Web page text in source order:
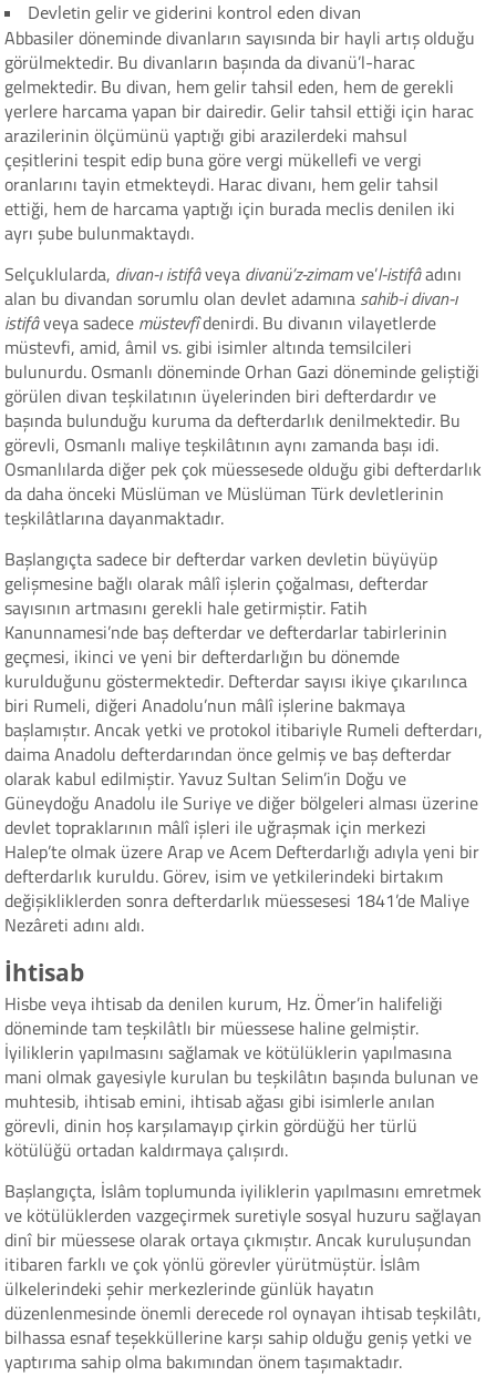
Devletin gelir ve giderini kontrol eden divan
Abbasiler döneminde divanların sayısında bir hayli artış olduğu
görülmektedir. Bu divanların başında da divanü’l-harac
gelmektedir. Bu divan, hem gelir tahsil eden, hem de gerekli
yerlere harcama yapan bir dairedir. Gelir tahsil ettiği için harac
arazilerinin ölçümünü yaptığı gibi arazilerdeki mahsul
çeşitlerini tespit edip buna göre vergi mükellefi ve vergi
oranlarını tayin etmekteydi. Harac divanı, hem gelir tahsil
ettiği, hem de harcama yaptığı için burada meclis denilen iki
ayrı şube bulunmaktaydı.
Selçuklularda, divan-ı istifâveya divanü’z-zimamve’l-istifâadını
alan bu divandan sorumlu olan devlet adamına sahib-i divan-ı
istifâveya sadece müstevfîdenirdi. Bu divanın vilayetlerde
müstevfi, amid, âmil vs. gibi isimler altında temsilcileri
bulunurdu. Osmanlı döneminde Orhan Gazi döneminde geliştiği
görülen divan teşkilatının üyelerinden biri defterdardır ve
başında bulunduğu kuruma da defterdarlık denilmektedir. Bu
görevli, Osmanlı maliye teşkilâtının aynı zamanda başı idi.
Osmanlılarda diğer pek çok müessesede olduğu gibi defterdarlık
da daha önceki Müslüman ve Müslüman Türk devletlerinin
teşkilâtlarına dayanmaktadır.
Başlangıçta sadece bir defterdar varken devletin büyüyüp
gelişmesine bağlı olarak mâlî işlerin çoğalması, defterdar
sayısının artmasını gerekli hale getirmiştir. Fatih
Kanunnamesi’nde baş defterdar ve defterdarlar tabirlerinin
geçmesi, ikinci ve yeni bir defterdarlığın bu dönemde
kurulduğunu göstermektedir. Defterdar sayısı ikiye çıkarılınca
biri Rumeli, diğeri Anadolu’nun mâlî işlerine bakmaya
başlamıştır. Ancak yetki ve protokol itibariyle Rumeli defterdarı,
daima Anadolu defterdarından önce gelmiş ve baş defterdar
olarak kabul edilmiştir. Yavuz Sultan Selim’in Doğu ve
Güneydoğu Anadolu ile Suriye ve diğer bölgeleri alması üzerine
devlet topraklarının mâlî işleri ile uğraşmak için merkezi
Halep’te olmak üzere Arap ve Acem Defterdarlığı adıyla yeni bir
defterdarlık kuruldu. Görev, isim ve yetkilerindeki birtakım
değişikliklerden sonra defterdarlık müessesesi 1841’de Maliye
Nezâreti adını aldı.
İhtisab
Hisbe veya ihtisab da denilen kurum, Hz. Ömer’in halifeliği
döneminde tam teşkilâtlı bir müessese haline gelmiştir.
İyiliklerin yapılmasını sağlamak ve kötülüklerin yapılmasına
mani olmak gayesiyle kurulan bu teşkilâtın başında bulunan ve
muhtesib, ihtisab emini, ihtisab ağası gibi isimlerle anılan
görevli, dinin hoş karşılamayıp çirkin gördüğü her türlü
kötülüğü ortadan kaldırmaya çalışırdı.
Başlangıçta, İslâm toplumunda iyiliklerin yapılmasını emretmek
ve kötülüklerden vazgeçirmek suretiyle sosyal huzuru sağlayan
dinî bir müessese olarak ortaya çıkmıştır. Ancak kuruluşundan
itibaren farklı ve çok yönlü görevler yürütmüştür. İslâm
ülkelerindeki şehir merkezlerinde günlük hayatın
düzenlenmesinde önemli derecede rol oynayan ihtisab teşkilâtı,
bilhassa esnaf teşekküllerine karşı sahip olduğu geniş yetki ve
yaptırıma sahip olma bakımından önem taşımaktadır.